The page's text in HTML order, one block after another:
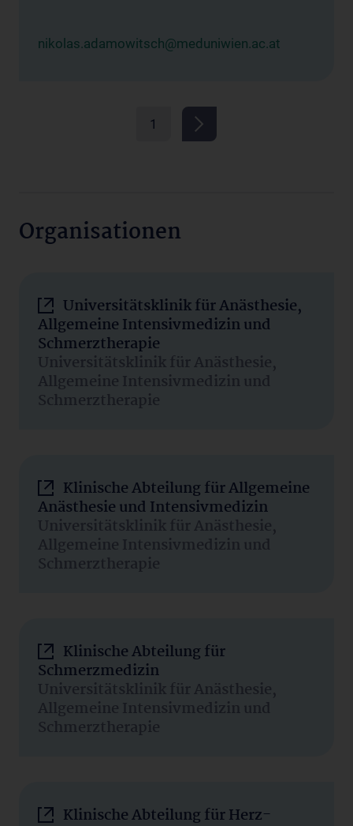
nikolas.adamowitsch@meduniwien.ac.at
1
Organisationen
Universitätsklinik für Anästhesie,
Allgemeine Intensivmedizin und
Schmerztherapie
Universitätsklinik für Anästhesie,
Allgemeine Intensivmedizin und
Schmerztherapie
Klinische Abteilung für Allgemeine
Anästhesie und Intensivmedizin
Universitätsklinik für Anästhesie,
Allgemeine Intensivmedizin und
Schmerztherapie
Klinische Abteilung für
Schmerzmedizin
Universitätsklinik für Anästhesie,
Allgemeine Intensivmedizin und
Schmerztherapie
Klinische Abteilung für Herz-